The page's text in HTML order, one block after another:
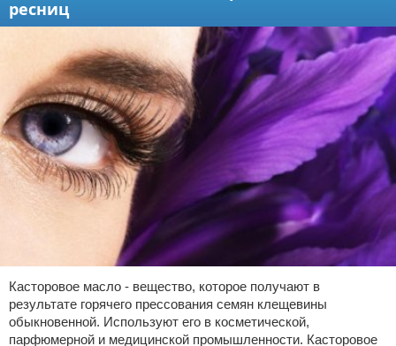
ресниц
Касторовое масло - вещество, которое получают в
результате горячего прессования семян клещевины
обыкновенной. Используют его в косметической,
парфюмерной и медицинской промышленности. Касторовое